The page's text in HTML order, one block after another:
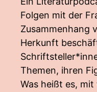
Folgen mit der
Zusammenhang
Herkunft
Themen, ihren
Was heißt es,